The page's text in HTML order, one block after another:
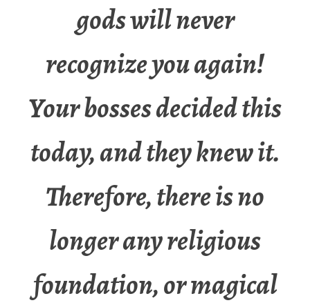
gods will never
recognize you again!
Your bosses decided this
today, and they knew it.
Therefore, there is no
longer any religious
foundation, or magical